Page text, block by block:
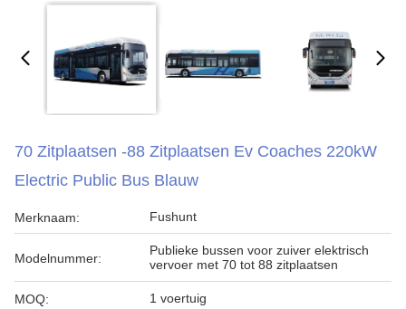
70 Zitplaatsen -88 Zitplaatsen Ev Coaches 220kW
Electric Public Bus Blauw
Merknaam: Fushunt
Modelnummer:
Publieke bussen voor zuiver elektrisch
vervoer met 70 tot 88 zitplaatsen
MOQ: 1 voertuig